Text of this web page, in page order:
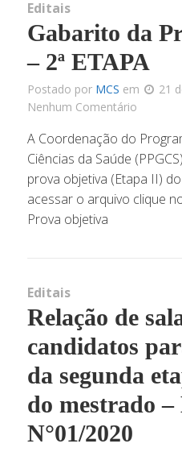
Editais
Gabarito da
– 2ª ETAPA
Postado por MCS em
21
Nenhum Comentário
A Coordenação do
Ciências da Saúde
prova objetiva (Etapa II)
acessar o arquivo clique
Prova objetiva
Editais
Relação de
candidatos
da segunda
do mestrado
N°01/2020